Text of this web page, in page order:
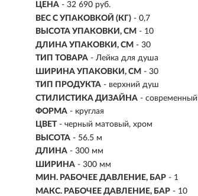
ЦЕНА - 32 690 руб.
ВЕС С УПАКОВКОЙ (КГ) - 0,7
ВЫСОТА УПАКОВКИ, СМ - 10
ДЛИНА УПАКОВКИ, СМ - 30
ТИП ТОВАРА - Лейка для душа
ШИРИНА УПАКОВКИ, СМ - 30
ТИП ПРОДУКТА - верхний душ
СТИЛИСТИКА ДИЗАЙНА - современный
ФОРМА - круглая
ЦВЕТ - черный матовый, хром
ВЫСОТА - 56.5 м
ДЛИНА - 300 мм
ШИРИНА - 300 мм
МИН. РАБОЧЕЕ ДАВЛЕНИЕ, БАР - 1
МАКС. РАБОЧЕЕ ДАВЛЕНИЕ, БАР - 10